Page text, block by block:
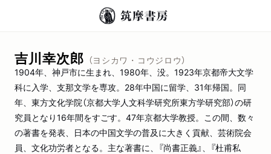
吉川幸次郎 （ヨシカワ・コウジロウ）
1904年、神戸市に生まれ、1980年、没。1923年京都帝大文学
科に入学、支那文学を専攻。28年中国に留学、31年帰国。同
年、東方文化学院（京都大学人文科学研究所東方学研究部）の研
究員となり16年間をすごす。47年京都大学教授。この間、数々
の著書を発表、日本の中国文学の普及に大きく貢献、芸術院会
員、文化功労者となる。主な著書に、『尚書正義』、『杜甫私